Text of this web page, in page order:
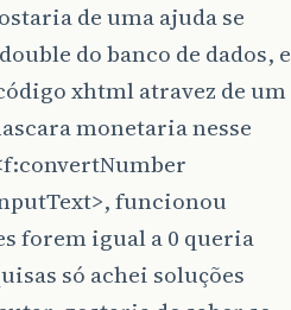
de uma ajuda se
do banco de dados, e
xhtml atravez de um
monetaria nesse
funcionou
forem igual a 0 queria
só achei soluções